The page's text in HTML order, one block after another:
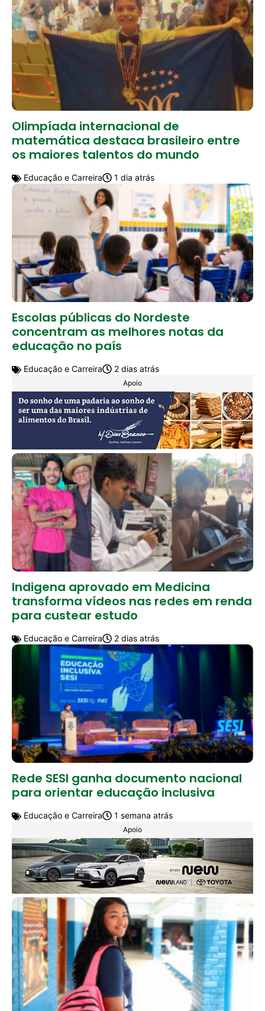
Olimpíada internacional de
matemática destaca brasileiro entre
os maiores talentos do mundo
Educação e Carreira 1 dia atrás
Escolas públicas do Nordeste
concentram as melhores notas da
educação no país
Educação e Carreira 2 dias atrás
Apoio
Indigena aprovado em Medicina
transforma vídeos nas redes em renda
para custear estudo
Educação e Carreira 2 dias atrás
Rede SESI ganha documento nacional
para orientar educação inclusiva
Educação e Carreira 1 semana atrás
Apoio